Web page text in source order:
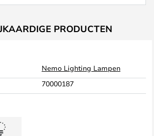
PRODUCTEN
Nemo Lighting Lampen
70000187